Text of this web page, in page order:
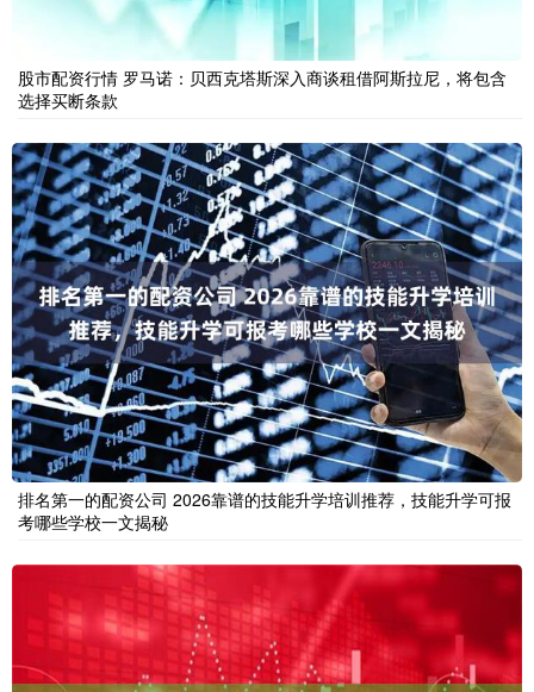
股市配资行情 罗马诺：贝西克塔斯深入商谈租借阿斯拉尼，将包含
选择买断条款
排名第一的配资公司 2026靠谱的技能升学培训推荐，技能升学可报
考哪些学校一文揭秘